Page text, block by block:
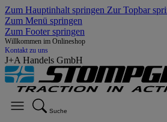
Zum Hauptinhalt springen Zur Topbar
Zum Menü springen
Zum Footer springen
Willkommen im Onlineshop
Kontakt zu uns
J+A Handels GmbH
Suche